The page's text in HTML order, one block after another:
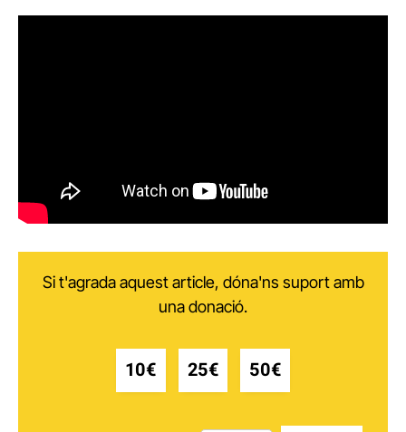
Si t'agrada aquest article, dóna'ns suport amb
una donació.
10€ 25€ 50€